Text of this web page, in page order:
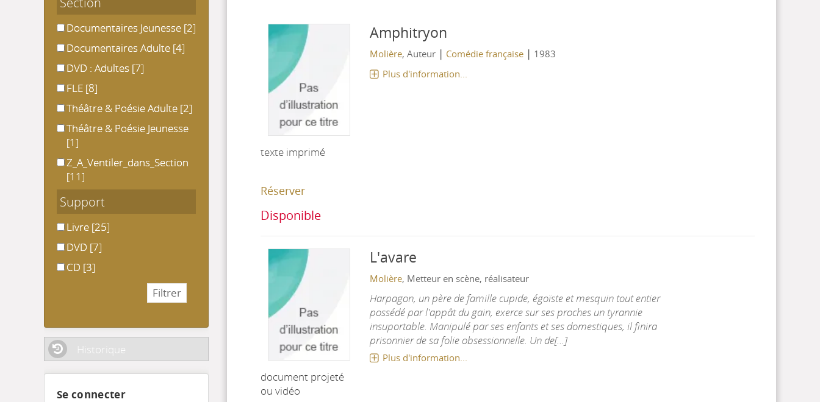
texte imprimé
Amphitryon
Molière, Auteur | Comédie française| 1983
Plus d'information...
Réserver
Disponible
document projeté
ou vidéo
L'avare
Molière, Metteur en scène, réalisateur
Harpagon, un père de famille cupide, égoïste et mesquin tout entier
possédé par l'appât du gain, exerce sur ses proches un tyrannie
insuportable. Manipulé par ses enfants et ses domestiques, il finira
prisonnier de sa folie obsessionnelle. Un de[...]
Plus d'information...
Documentaires Jeunesse
Documentaires Jeunesse [2]
Documentaires Adulte
Documentaires Adulte [4]
DVD : Adultes
DVD : Adultes [7]
FLEFLE [8]
Théâtre & Poésie Adulte
Théâtre & Poésie Adulte [2]
Théâtre & Poésie Jeunesse
Théâtre & Poésie Jeunesse
[1]
Z_A_Ventiler_dans_Section
Z_A_Ventiler_dans_Section
[11]
Support
LivreLivre [25]
DVDDVD [7]
CDCD [3]
Historique
Se connecter